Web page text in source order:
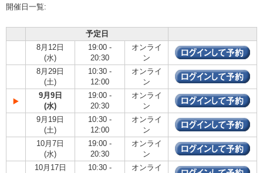
開催日一覧:
予定日
8月12日
(水)
19:00 -
20:30
オンライ
ン
8月29日
(土)
10:30 -
12:00
オンライ
ン
9月9日
(水)
19:00 -
20:30
オンライ
ン
9月19日
(土)
10:30 -
12:00
オンライ
ン
10月7日
(水)
19:00 -
20:30
オンライ
ン
10月17日
10:30 - オンライ